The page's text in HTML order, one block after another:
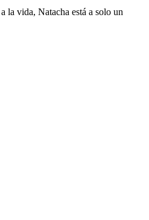
la vida, Natacha está a solo un